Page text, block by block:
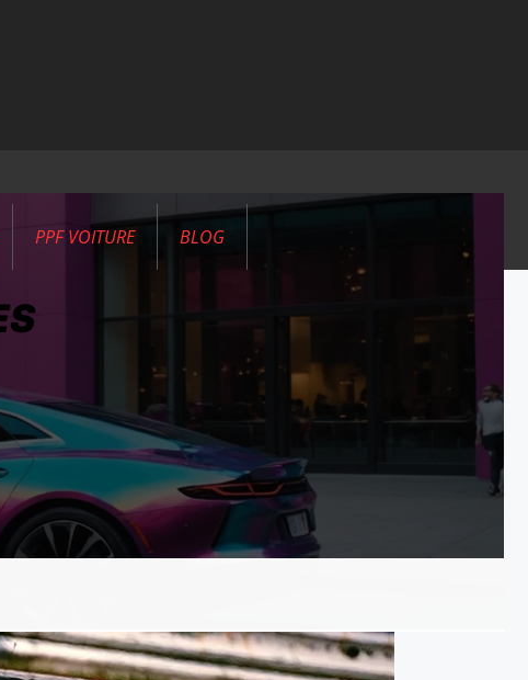
PPF VOITURE BLOG